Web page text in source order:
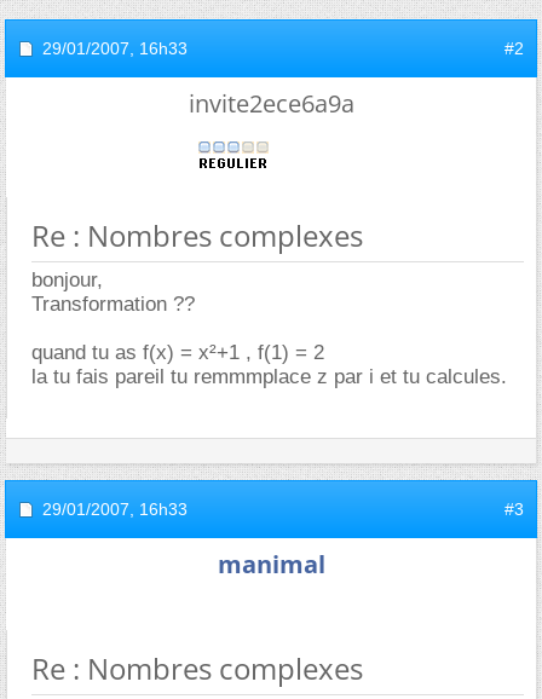
29/01/2007, 16h33 #2
invite2ece6a9a
Re : Nombres complexes
bonjour,
Transformation ??
quand tu as f(x) = x²+1 , f(1) = 2
la tu fais pareil tu remmmplace z par i et tu calcules.
29/01/2007, 16h33 #3
manimal
Re : Nombres complexes